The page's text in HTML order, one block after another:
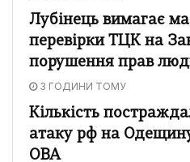
Лубінець вимагає
перевірки ТЦК на
порушення прав
3 ГОДИНИ ТОМУ
Кількість
атаку рф на
ОВА